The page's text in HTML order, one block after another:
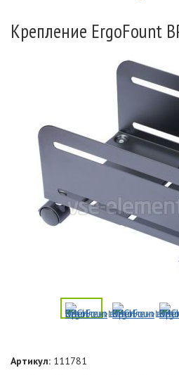
Крепление ErgoFount
Артикул: 111781